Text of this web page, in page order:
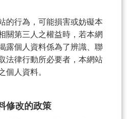
的行為，可能損害或妨礙本
關第三人之權益時，若本網
露個人資料係為了辨識、聯
法律行動所必要者，本網站
個人資料。
修改的政策